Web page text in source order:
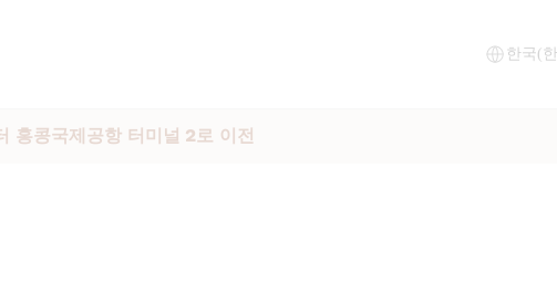
홍콩국제공항 터미널 2로 이전